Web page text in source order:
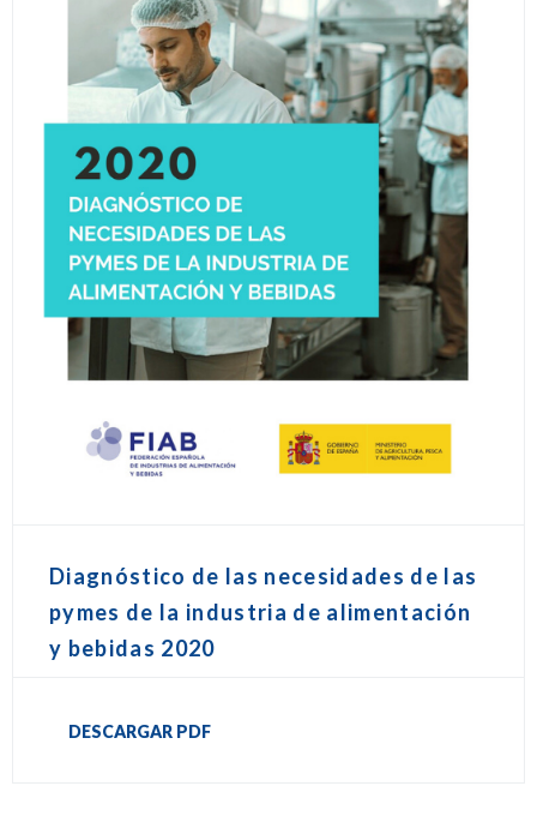
Diagnóstico de las necesidades de las
pymes de la industria de alimentación
y bebidas 2020
DESCARGAR PDF